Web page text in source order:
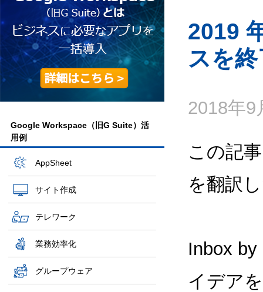
Google Workspace（旧G Suite）活
用例
AppSheet
サイト作成
テレワーク
業務効率化
グループウェア
2019
スを終
2018年9
この記
を翻訳
Inbox
イデア